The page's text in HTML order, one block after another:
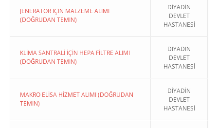
JENERATÖR İÇİN MALZEME ALIMI
(DOĞRUDAN TEMIN)
DİYADİN
DEVLET
HASTANESİ
KLİMA SANTRALİ İÇİN HEPA FİLTRE ALIMI
(DOĞRUDAN TEMIN)
DİYADİN
DEVLET
HASTANESİ
MAKRO ELİSA HİZMET ALIMI (DOĞRUDAN
TEMIN)
DİYADİN
DEVLET
HASTANESİ